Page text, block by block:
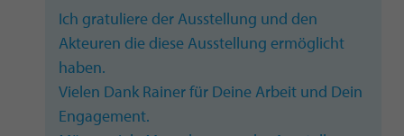
Ich gratuliere der Ausstellung und den
Akteuren die diese Ausstellung ermöglicht
haben.
Vielen Dank Rainer für Deine Arbeit und Dein
Engagement.